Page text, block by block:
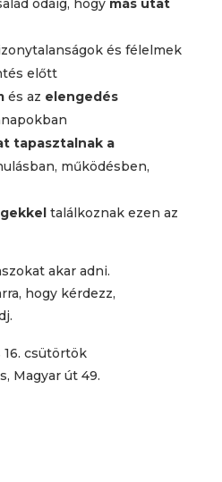
odáig, hogy más utat
és félelmek
előtt
és az elengedés
tapasztalnak a
működésben,
találkoznak ezen az
akar adni.
hogy kérdezz,
csütörtök
Magyar út 49.